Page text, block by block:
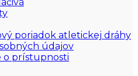
poriadok atletickej dráhy
údajov
o prístupnosti